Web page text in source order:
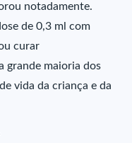
notadamente.
de 0,3 ml com
curar
grande maioria dos
vida da criança e da